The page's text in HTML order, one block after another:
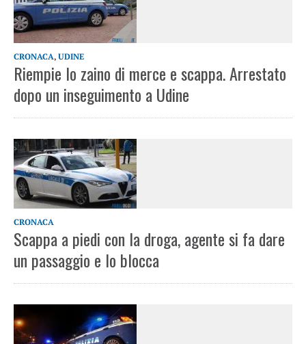
CRONACA, UDINE
Riempie lo zaino di merce e scappa. Arrestato
dopo un inseguimento a Udine
CRONACA
Scappa a piedi con la droga, agente si fa dare
un passaggio e lo blocca